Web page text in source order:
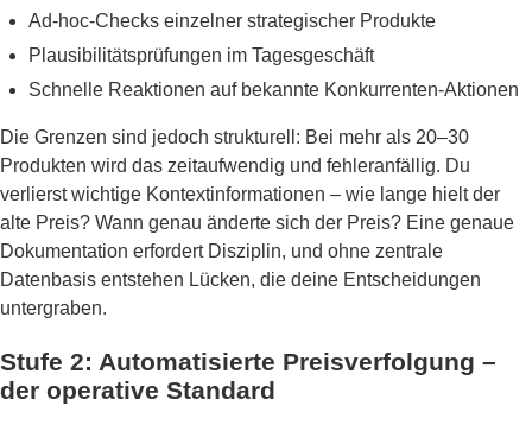
Ad-hoc-Checks einzelner strategischer Produkte
Plausibilitätsprüfungen im Tagesgeschäft
Schnelle Reaktionen auf bekannte Konkurrenten-Aktionen
Die Grenzen sind jedoch strukturell: Bei mehr als 20–30
Produkten wird das zeitaufwendig und fehleranfällig. Du
verlierst wichtige Kontextinformationen – wie lange hielt der
alte Preis? Wann genau änderte sich der Preis? Eine genaue
Dokumentation erfordert Disziplin, und ohne zentrale
Datenbasis entstehen Lücken, die deine Entscheidungen
untergraben.
Stufe 2: Automatisierte Preisverfolgung –
der operative Standard